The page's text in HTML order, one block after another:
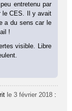
entretenu par
le CES. Il y avait
a du sens car le
!
visible. Libre
le 3 février 2018 :